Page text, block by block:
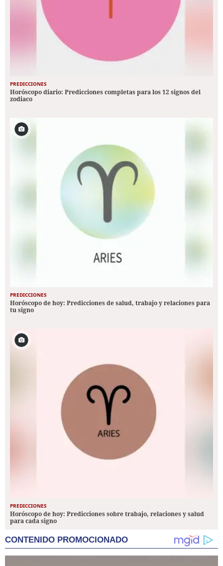
PREDICCIONES
Horóscopo diario: Predicciones completas para los 12 signos del
zodiaco
PREDICCIONES
Horóscopo de hoy: Predicciones de salud, trabajo y relaciones para
tu signo
PREDICCIONES
Horóscopo de hoy: Predicciones sobre trabajo, relaciones y salud
para cada signo
CONTENIDO PROMOCIONADO